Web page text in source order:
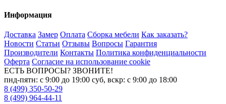
Информация
Доставка Замер Оплата Сборка мебели Как заказать?
Новости Статьи Отзывы Вопросы Гарантия
Производители Контакты Политика конфиденциальности
Оферта Согласие на использование cookie
ЕСТЬ ВОПРОСЫ? ЗВОНИТЕ!
пнд-пятн: с 9:00 до 19:00 суб, вскр: с 9:00 до 18:00
8 (499) 350-50-29
8 (499) 964-44-11